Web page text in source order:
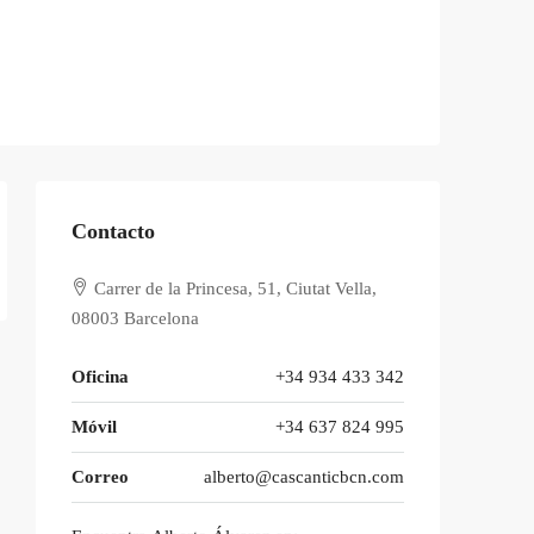
Contacto
Carrer de la Princesa, 51, Ciutat Vella,
08003 Barcelona
Oficina +34 934 433 342
Móvil +34 637 824 995
Correo alberto@cascanticbcn.com